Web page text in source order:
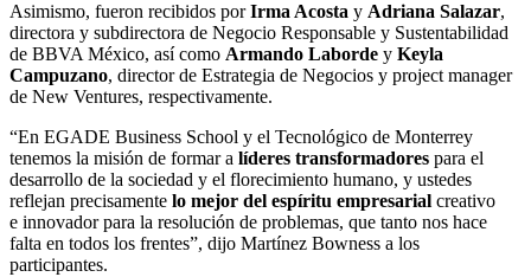
Asimismo, fueron recibidos porIrma Acosta y Adriana Salazar,
directora y subdirectora de Negocio Responsable y Sustentabilidad
de BBVA México, así como Armando Laborde y Keyla
Campuzano, director de Estrategia de Negocios y project manager
de New Ventures, respectivamente.
“En EGADE Business School y el Tecnológico de Monterrey
tenemos la misión de formar a líderes transformadores para el
desarrollo de la sociedad y el florecimiento humano, y ustedes
reflejan precisamente lo mejor del espíritu empresarial creativo
e innovador para la resolución de problemas, que tanto nos hace
falta en todos los frentes”, dijo Martínez Bowness a los
participantes.